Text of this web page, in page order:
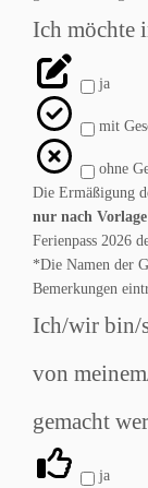
Ich möchte
ja
mit
ohne
Die Ermäßigung
nur nach Vorlage
Ferienpass 2026
*Die Namen der
Bemerkungen
Ich/wir bin/
von
gemacht
ja